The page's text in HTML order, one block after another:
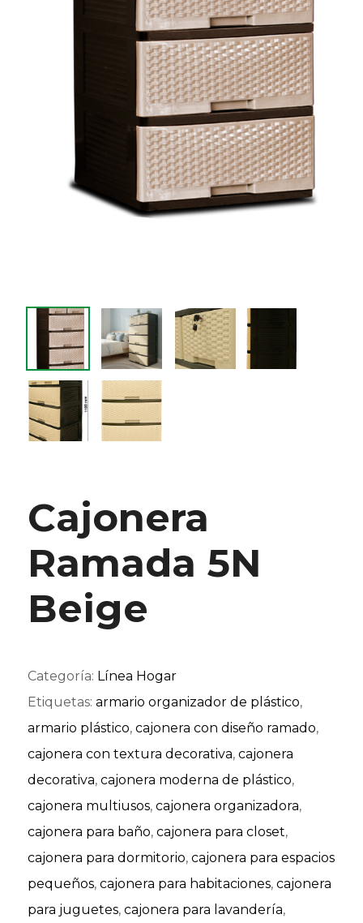
Cajonera
Ramada 5N
Beige
Categoría: Línea Hogar
Etiquetas: armario organizador de plástico,
armario plástico, cajonera con diseño ramado,
cajonera con textura decorativa, cajonera
decorativa, cajonera moderna de plástico,
cajonera multiusos, cajonera organizadora,
cajonera para baño, cajonera para closet,
cajonera para dormitorio, cajonera para espacios
pequeños, cajonera para habitaciones, cajonera
para juguetes, cajonera para lavandería,